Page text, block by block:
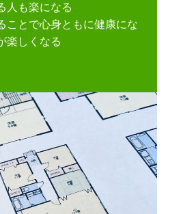
人も楽になる
ことで心身ともに健康にな
楽しくなる